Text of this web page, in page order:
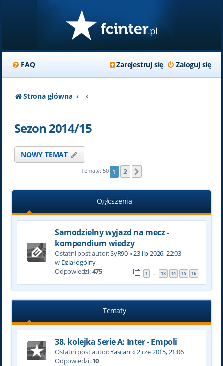
FAQ Zaloguj się
Zarejestruj się
Strona główna
Sezon 2014/15
NOWY TEMAT
Tematy: 50 1 2
Ogłoszenia
Samodzielny wyjazd na mecz -
kompendium wiedzy
Ostatni post autor:SyR90«23 lip 2026, 22:03
w Dział ogólny
Odpowiedzi:475 1 … 13 14 15 16
Tematy
38. kolejka Serie A: Inter - Empoli
Ostatni post autor:Yascarr«2 cze 2015, 21:06
Odpowiedzi: 10